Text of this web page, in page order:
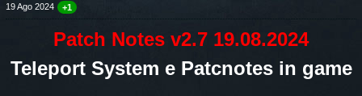
19 Ago 2024 +1
Patch Notes v2.7 19.08.2024
Teleport System e Patcnotes in game